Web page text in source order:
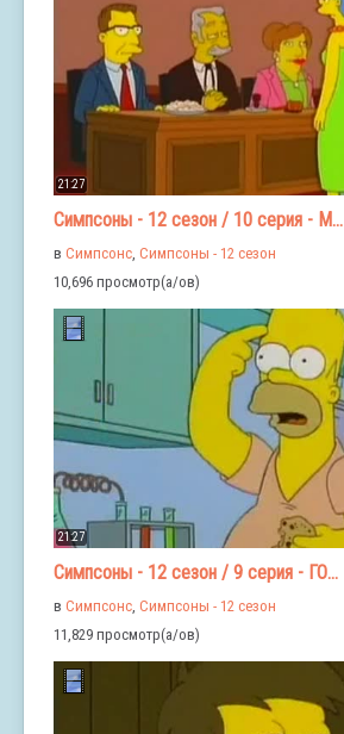
21:27
Симпсоны - 12 сезон / 10 серия - М...
в Симпсонс, Симпсоны - 12 сезон
10,696 просмотр(а/ов)
21:27
Симпсоны - 12 сезон / 9 серия - ГО...
в Симпсонс Симпсоны - 12 сезон
11,829 просмотр(а/ов)